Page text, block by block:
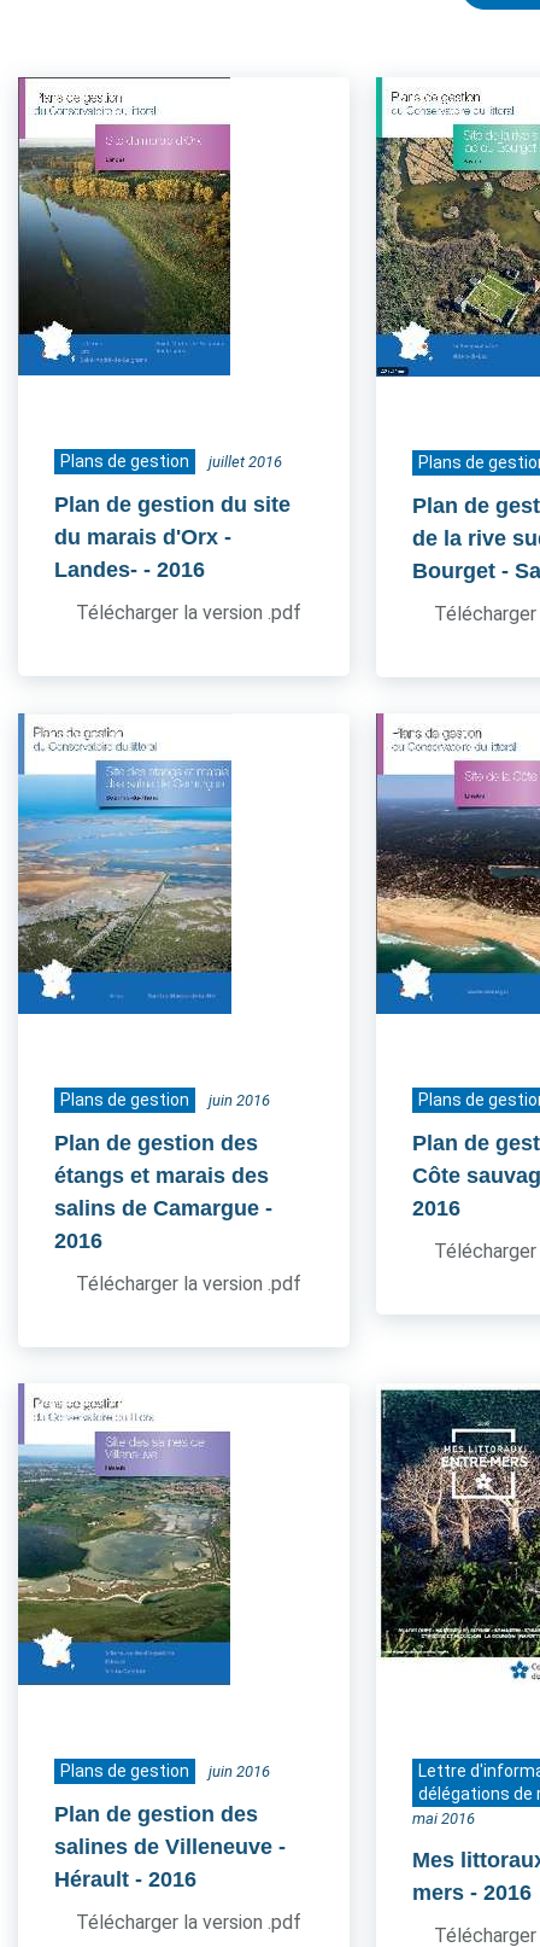
Plans de gestion juillet 2016
Plan de gestion du site
du marais d'Orx -
Landes- - 2016
Télécharger la version .pdf
Plans de
Plan de
de la rive
Bourget -
Plans de gestion juin 2016
Plan de gestion des
étangs et marais des
salins de Camargue -
2016
Télécharger la version .pdf
Plans de
Plan de
Côte
2016
Plans de gestion juin 2016
Plan de gestion des
salines de Villeneuve -
Hérault - 2016
Télécharger la version .pdf
Lettre
délégations de
mai 2016
Mes
mers - 2016